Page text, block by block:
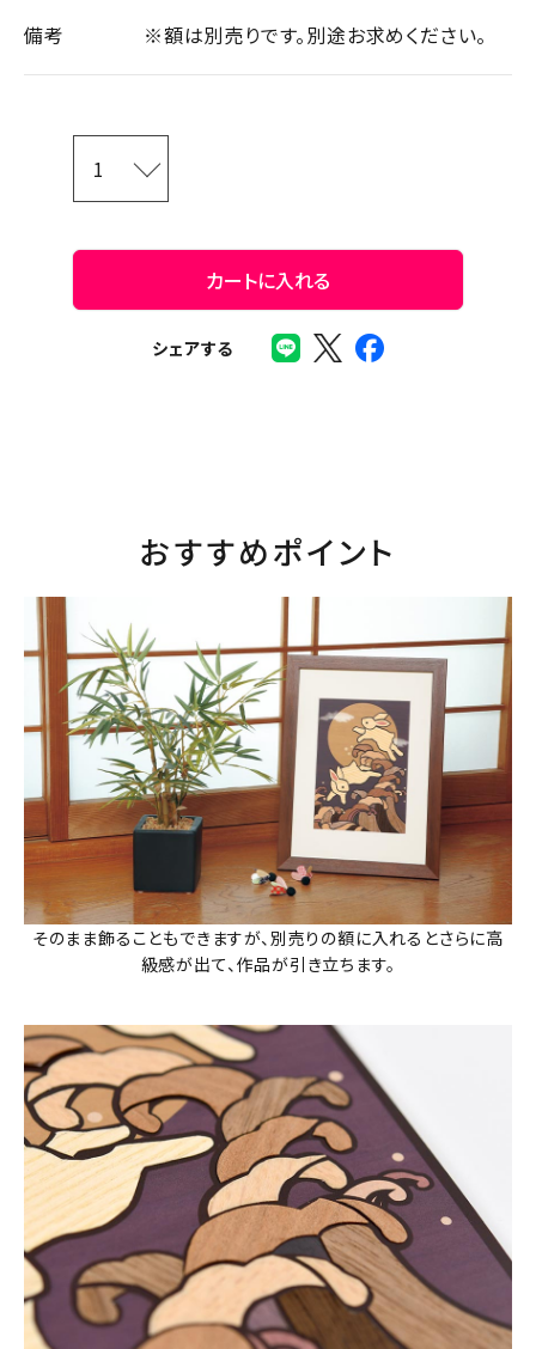
備考 ※額は別売りです。別途お求めください。
カートに入れる
シェアする
おすすめポイント
そのまま飾ることもできますが、別売りの額に入れるとさらに高
級感が出て、作品が引き立ちます。